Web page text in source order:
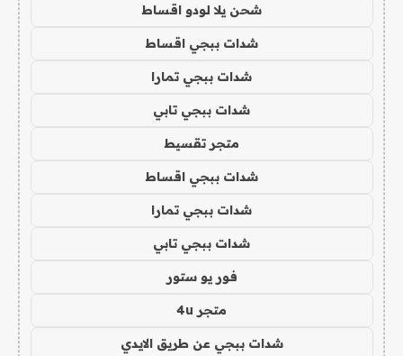
شحن يلا لودو اقساط
شدات ببجي اقساط
شدات ببجي تمارا
شدات ببجي تابي
متجر تقسيط
شدات ببجي اقساط
شدات ببجي تمارا
شدات ببجي تابي
فور يو ستور
متجر 4u
شدات ببجي عن طريق الايدي